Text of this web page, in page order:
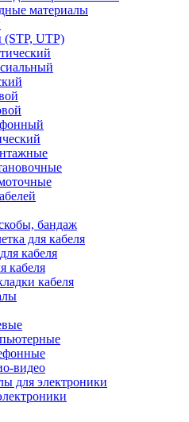
материалы
UTP)
бандаж
для кабеля
кабеля
кабеля
кабеля
видео
для электроники